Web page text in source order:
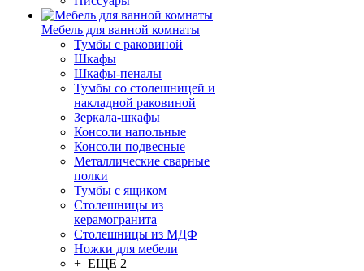
Мебель для ванной комнаты
Тумбы с раковиной
Шкафы
Шкафы-пеналы
Тумбы со столешницей и
накладной раковиной
Зеркала-шкафы
Консоли напольные
Консоли подвесные
Металлические сварные
полки
Тумбы с ящиком
Столешницы из
керамогранита
Столешницы из МДФ
Ножки для мебели
+ ЕЩЕ 2